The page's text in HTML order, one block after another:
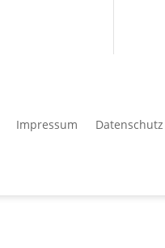
Impressum Datenschutz